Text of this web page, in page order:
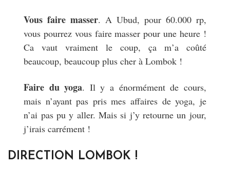
Vous faire masser. A Ubud, pour 60.000 rp,
vous pourrez vous faire masser pour une heure !
Ca vaut vraiment le coup, ça m’a coûté
beaucoup, beaucoup plus cher à Lombok !
Faire du yoga. Il y a énormément de cours,
mais n’ayant pas pris mes affaires de yoga, je
n’ai pas pu y aller. Mais si j’y retourne un jour,
j’irais carrément !
DIRECTION LOMBOK !